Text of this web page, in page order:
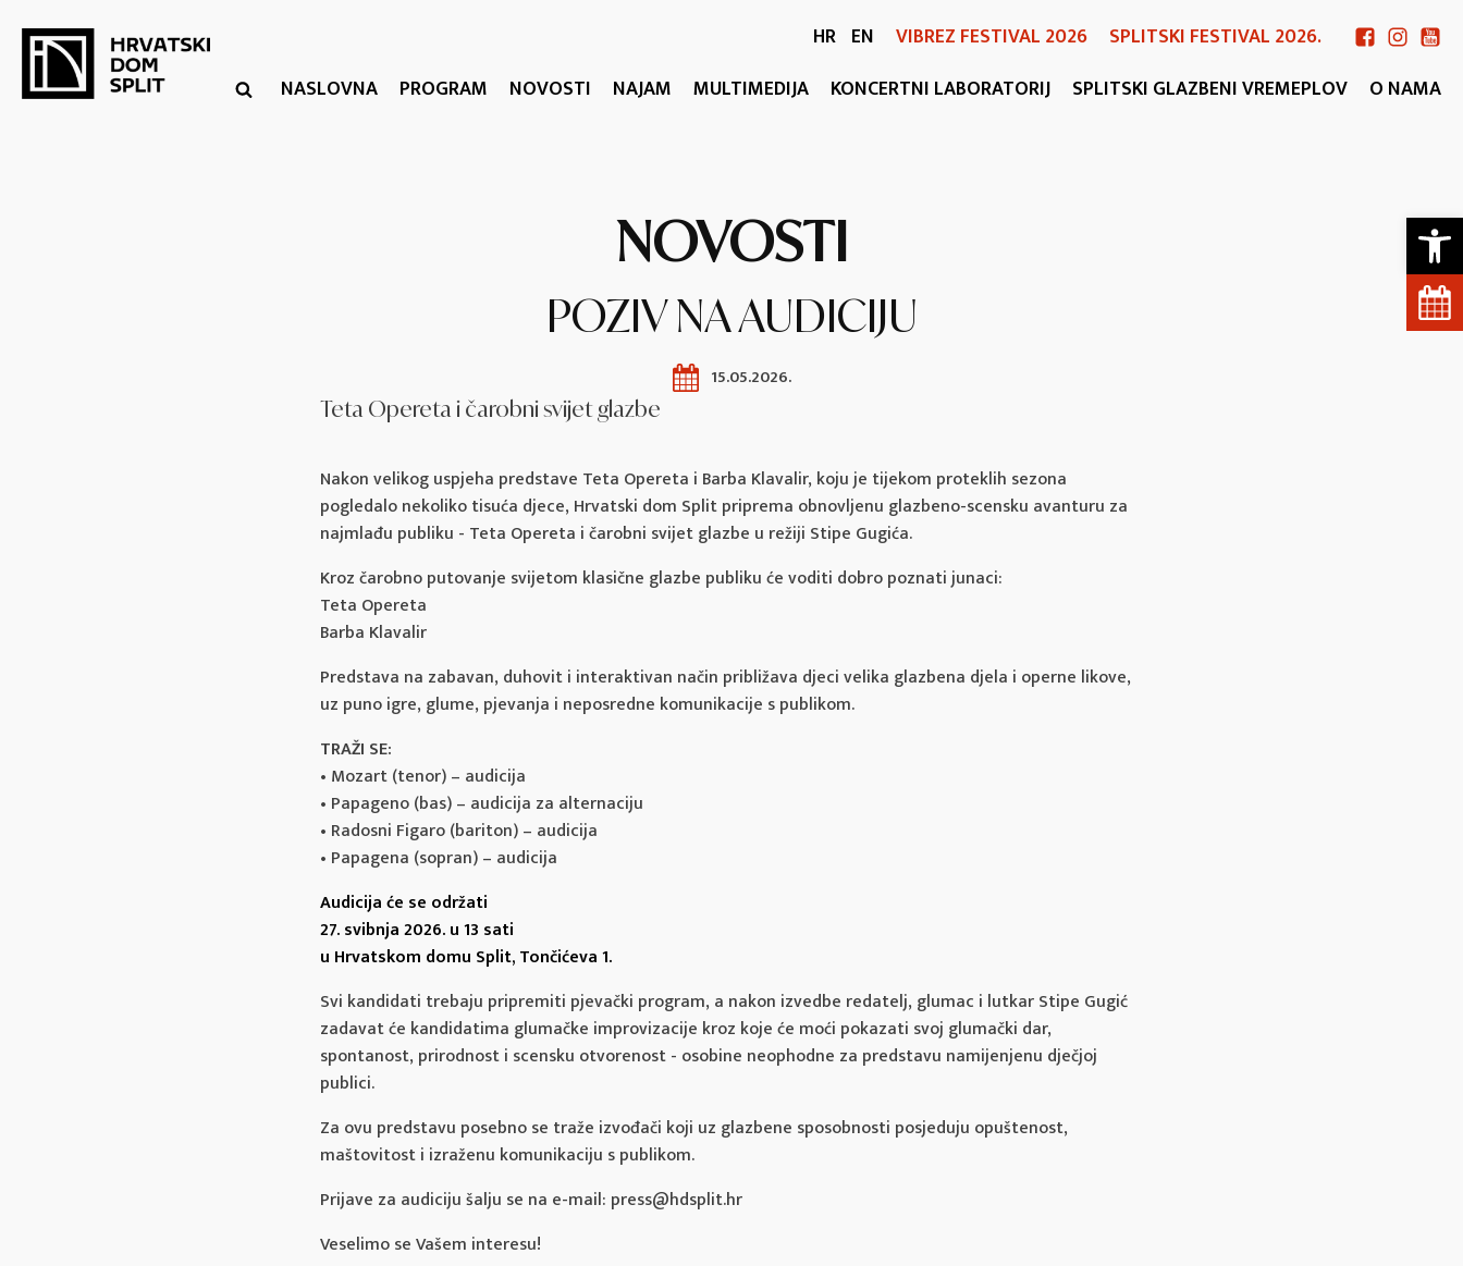
HR EN VIBREZ FESTIVAL 2026
SPLITSKI FESTIVAL 2026.
NASLOVNA
PROGRAM NOVOSTI NAJAM MULTIMEDIJA KONCERTNI LABORATORIJ SPLITSKI GLAZBENI VREMEPLOV O NAMA
NOVOSTI
POZIV NA AUDICIJU
15.05.2026.
Teta Opereta i čarobni svijet glazbe
Nakon velikog uspjeha predstave Teta Opereta i Barba Klavalir, koju je tijekom proteklih sezona
pogledalo nekoliko tisuća djece, Hrvatski dom Split priprema obnovljenu glazbeno-scensku avanturu za
najmlađu publiku - Teta Opereta i čarobni svijet glazbe u režiji Stipe Gugića.
Kroz čarobno putovanje svijetom klasične glazbe publiku će voditi dobro poznati junaci:
Teta Opereta
Barba Klavalir
Predstava na zabavan, duhovit i interaktivan način približava djeci velika glazbena djela i operne likove,
uz puno igre, glume, pjevanja i neposredne komunikacije s publikom.
TRAŽI SE:
• Mozart (tenor) – audicija
• Papageno (bas) – audicija za alternaciju
• Radosni Figaro (bariton) – audicija
• Papagena (sopran) – audicija
Audicija će se održati
27. svibnja 2026. u 13 sati
u Hrvatskom domu Split, Tončićeva 1.
Svi kandidati trebaju pripremiti pjevački program, a nakon izvedbe redatelj, glumac i lutkar Stipe Gugić
zadavat će kandidatima glumačke improvizacije kroz koje će moći pokazati svoj glumački dar,
spontanost, prirodnost i scensku otvorenost - osobine neophodne za predstavu namijenjenu dječjoj
publici.
Za ovu predstavu posebno se traže izvođači koji uz glazbene sposobnosti posjeduju opuštenost,
maštovitost i izraženu komunikaciju s publikom.
Prijave za audiciju šalju se na e-mail: press@hdsplit.hr
Veselimo se Vašem interesu!